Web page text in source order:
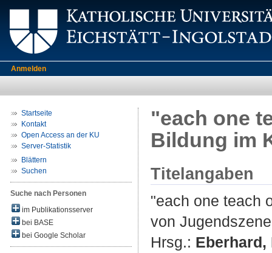
Anmelden
Startseite
Kontakt
Open Access an der KU
Server-Statistik
Blättern
Suchen
Suche nach Personen
im Publikationsserver
bei BASE
bei Google Scholar
"each one
Bildung im
Titelangaben
"each one teach
von
Hrsg.: Eberhard,